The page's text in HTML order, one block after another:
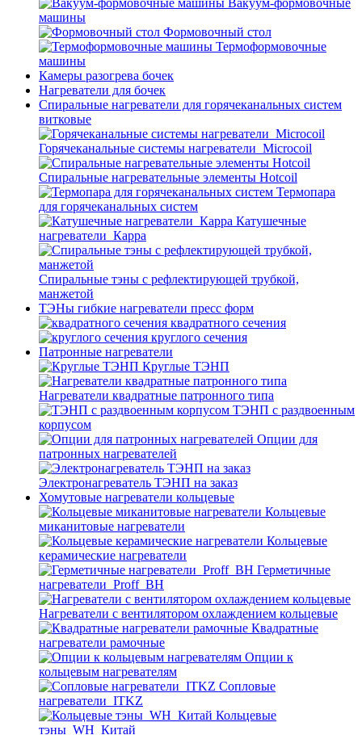
Вакуум-формовочные
машины
Формовочный стол
Термоформовочные
машины
Камеры разогрева бочек
Нагреватели для бочек
Спиральные нагреватели для горячеканальных систем
витковые
Горячеканальные системы нагреватели_Microcoil
Спиральные нагревательные элементы Hotcoil
Термопара
для горячеканальных систем
Катушечные
нагреватели_Карра
Спиральные тэны с рефлектирующей трубкой,
манжетой
ТЭНы гибкие нагреватели пресс форм
квадратного сечения
круглого сечения
Патронные нагреватели
Круглые ТЭНП
Нагреватели квадратные патронного типа
ТЭНП с раздвоенным
корпусом
Опции для
патронных нагревателей
Электронагреватель ТЭНП на заказ
Хомутовые нагреватели кольцевые
Кольцевые
миканитовые нагреватели
Кольцевые
керамические нагреватели
Герметичные
нагреватели_Proff_BH
Нагреватели с вентилятором охлаждением кольцевые
Квадратные
нагреватели рамочные
Опции к
кольцевым нагревателям
Cопловые
нагреватели_ITKZ
Кольцевые
тэны_WH_Китай